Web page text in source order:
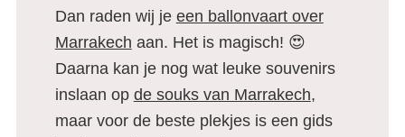
Dan raden wij je een ballonvaart over
Marrakech aan. Het is magisch! 😍
Daarna kan je nog wat leuke souvenirs
inslaan op de souks van Marrakech,
maar voor de beste plekjes is een gids